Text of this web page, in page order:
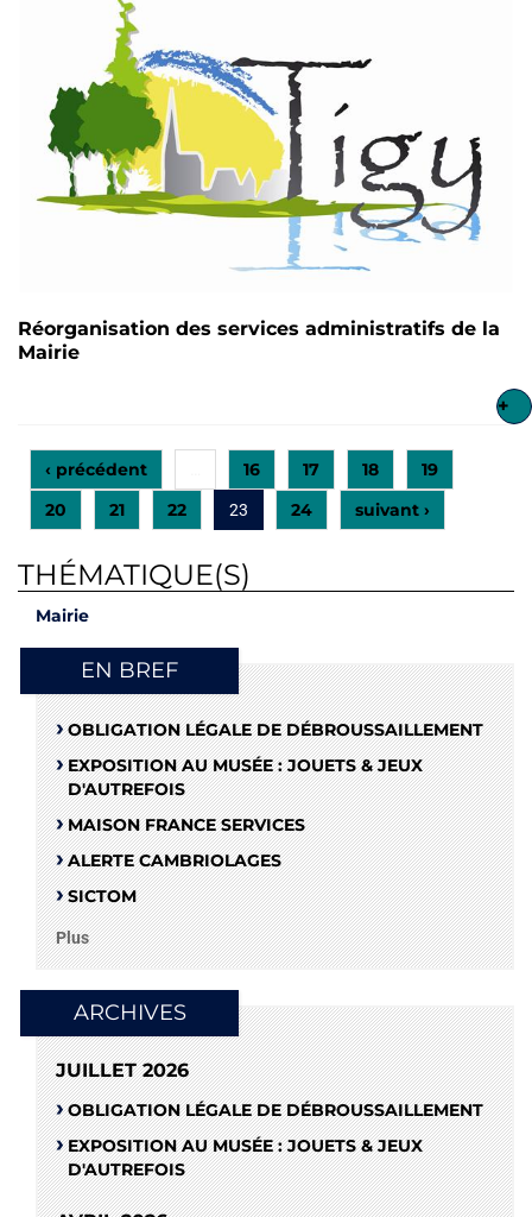
Réorganisation des services administratifs de la
Mairie
+
‹ précédent 16 17 18
19
20
21 22 23 24 suivant ›
THÉMATIQUE(S)
Mairie
EN BREF
OBLIGATION LÉGALE DE DÉBROUSSAILLEMENT
EXPOSITION AU MUSÉE : JOUETS & JEUX
D'AUTREFOIS
MAISON FRANCE SERVICES
ALERTE CAMBRIOLAGES
SICTOM
Plus
ARCHIVES
JUILLET 2026
OBLIGATION LÉGALE DE DÉBROUSSAILLEMENT
EXPOSITION AU MUSÉE : JOUETS & JEUX
D'AUTREFOIS